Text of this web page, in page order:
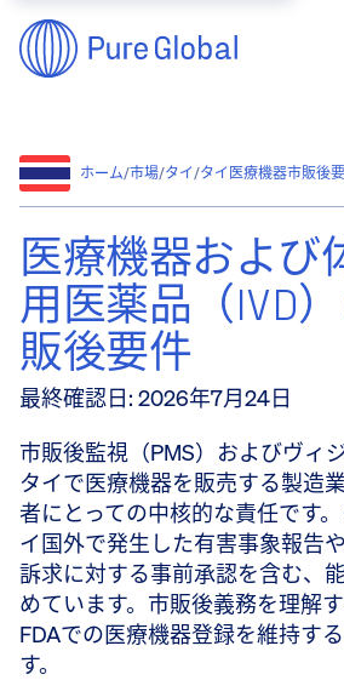
ホーム/市場/タイ/タイ医療機器市販後
医療機器および
用医薬品（IVD
販後要件
最終確認日: 2026年7月24日
市販後監視（PMS）およびヴィ
タイで医療機器を販売する製造
者にとっての中核的な責任です
イ国外で発生した有害事象報告
訴求に対する事前承認を含む、
めています。市販後義務を理解
FDAでの医療機器登録を維持す
す。